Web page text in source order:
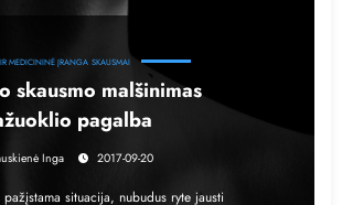
MEDICININĖ ĮRANGA SKAUSMAI
skausmo malšinimas
pagalba
Inga 2017-09-20
situacija, nubudus ryte jausti